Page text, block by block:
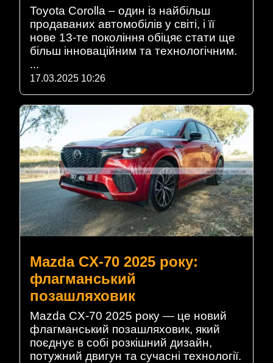
Toyota Corolla – один із найбільш
продаваних автомобілів у світі, і її
нове 13-те покоління обіцяє стати ще
більш інноваційним та технологічним.
...
17.03.2025 10:26
Mazda CX-70 2025 року:
флагманський
позашляховик
Mazda CX-70 2025 року — це новий
флагманський позашляховик, який
поєднує в собі розкішний дизайн,
потужний двигун та сучасні технології.